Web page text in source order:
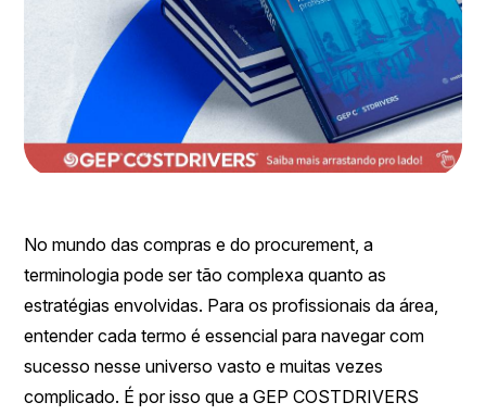
No mundo das compras e do procurement, a
terminologia pode ser tão complexa quanto as
estratégias envolvidas. Para os profissionais da área,
entender cada termo é essencial para navegar com
sucesso nesse universo vasto e muitas vezes
complicado. É por isso que a GEP COSTDRIVERS